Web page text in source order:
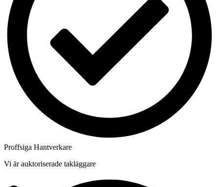
Proffsiga Hantverkare
Vi är auktoriserade takläggare